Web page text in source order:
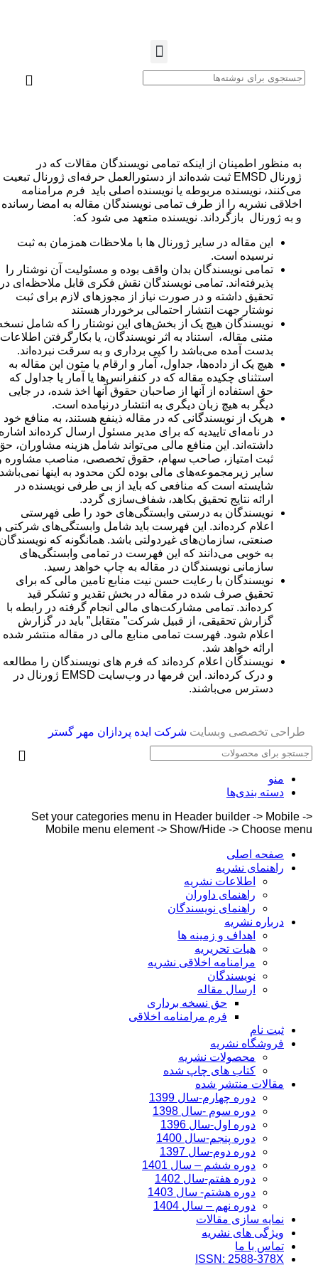
به منظور اطمینان از اینکه تمامی نویسندگان مقالات که در
ژورنال EMSD ثبت شده‌اند از دستورالعمل حرفه‌ای ژورنال تبعیت
می‌کنند، نویسنده مربوطه یا نویسنده اصلی باید فرم مرامنامه
اخلاقی نشریه را از طرف تمامی نویسندگان مقاله به امضا رسانده
و به ژورنال بازگرداند. نویسنده متعهد می شود که:
این مقاله در سایر ژورنال ها با ملاحظات همزمان به ثبت
نرسیده است.
تمامی نویسندگان بدان واقف بوده و مسئولیت آن نوشتار را
پذیرفته‌اند. تمامی نویسندگان نقش فکری قابل ملاحظه‌ای در
تحقیق داشته و در صورت نیاز از مجوزهای لازم برای ثبت
نوشتار جهت انتشار احتمالی برخوردار هستند
نویسندگان هیچ یک از بخش‌های این نوشتار را که شامل
متنی مقاله، استناد به اثر نویسندگان، یا بکارگرفتن اطلاعات
بدست آمده می‌باشد را کپی برداری و به سرقت نبرده‌اند.
هیچ یک از داده‌ها، جداول، آمار و ارقام یا متون این مقاله به
استثنای چکیده مقاله که در کنفرانس‌ها یا آمار یا جداول که
حق استفاده از آنها از صاحبان حقوق آنها اخذ شده، در جایی
دیگر به هیچ زبان دیگری به انتشار درنیامده است.
هریک از نویسندگانی که در مقاله ذینفع هستند، به منافع خود
در نامه‌ای تاییدیه که برای مدیر مسئول ارسال کرده‌اند
داشته‌اند. این منافع مالی می‌تواند شامل هزینه مشاوران،
ثبت امتیاز، صاحب سهام، حقوق تخصصی، مناصب مشاوره
سایر زیرمجموعه‌های مالی بوده لکن محدود به اینها
شایسته است که منافعی که باید از بی طرفی نویسنده در
ارائه نتایج تحقیق بکاهد، شفاف‌سازی گردد.
نویسندگان به درستی وابستگی‌های خود را طی فهرستی
اعلام کرده‌اند. این فهرست باید شامل وابستگی‌های شرکتی
صنعتی، سازمان‌های غیردولتی باشد. همانگونه که
به خوبی می‌دانند که این فهرست در تمامی وابستگی‌های
سازمانی نویسندگان در مقاله به چاپ خواهد رسید.
نویسندگان با رعایت حسن نیت منابع تامین مالی که برای
تحقیق صرف شده در مقاله در بخش تقدیر و تشکر قید
کرده‌اند. تمامی مشارکت‌های مالی انجام گرفته در رابطه با
گزارش تحقیقی، از قبیل شرکت” متقابل” باید در گزارش
اعلام شود. فهرست تمامی منابع مالی در مقاله منتشر شده
ارائه خواهد شد.
نویسندگان اعلام کرده‌اند که فرم های نویسندگان را مطالعه
و درک کرده‌اند. این فرمها در وب‌سایت EMSD ژورنال در
دسترس می‌باشند.
طراحی تخصصی وبسایت شرکت ایده پردازان مهر گستر
منو
دسته بندی‌ها
Set your categories menu in Header builder -> Mobile ->
Mobile menu element -> Show/Hide -> Choose menu
صفحه اصلی
راهنمای نشریه
اطلاعات نشریه
راهنمای داوران
راهنمای نویسندگان
درباره نشریه
اهداف و زمینه ها
هیات تحریریه
مرامنامه اخلاقی نشریه
نویسندگان
ارسال مقاله
حق نسخه برداری
فرم مرامنامه اخلاقی
ثبت نام
فروشگاه نشریه
محصولات نشریه
کتاب های چاپ شده
مقالات منتشر شده
دوره چهارم-سال 1399
دوره سوم -سال 1398
دوره اول-سال 1396
دوره پنجم-سال 1400
دوره دوم-سال 1397
دوره ششم – سال 1401
دوره هفتم-سال 1402
دوره هشتم- سال 1403
دوره نهم – سال 1404
نمایه سازی مقالات
ویژگی های نشریه
تماس با ما
ISSN: 2588-378X